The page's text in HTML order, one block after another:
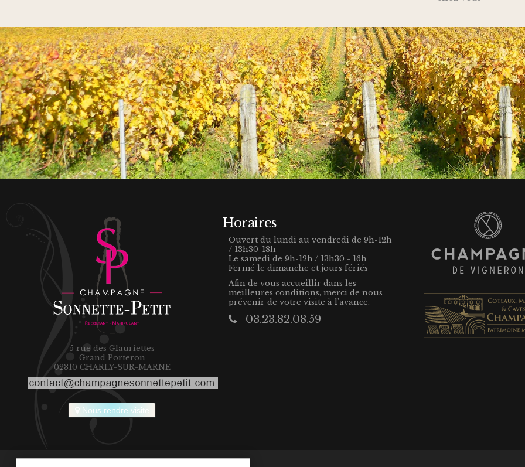
5 rue des Glauriettes
Grand Porteron
02310 CHARLY-SUR-MARNE
Nous rendre visite
Horaires
Ouvert du lundi au vendredi de 9h-12h
/ 13h30-18h
Le samedi de 9h-12h / 13h30 - 16h
Fermé le dimanche et jours fériés
Afin de vous accueillir dans les
meilleures conditions, merci de nous
prévenir de votre visite à l'avance.
03.23.82.08.59